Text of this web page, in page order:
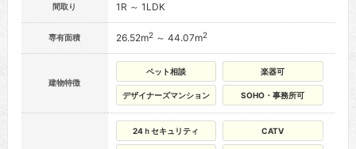
間取り 1R ～ 1LDK
専有面積 26.52m2～ 44.07m2
建物特徴
ペット相談 楽器可
デザイナーズマンション SOHO・事務所可
24ｈセキュリティ CATV